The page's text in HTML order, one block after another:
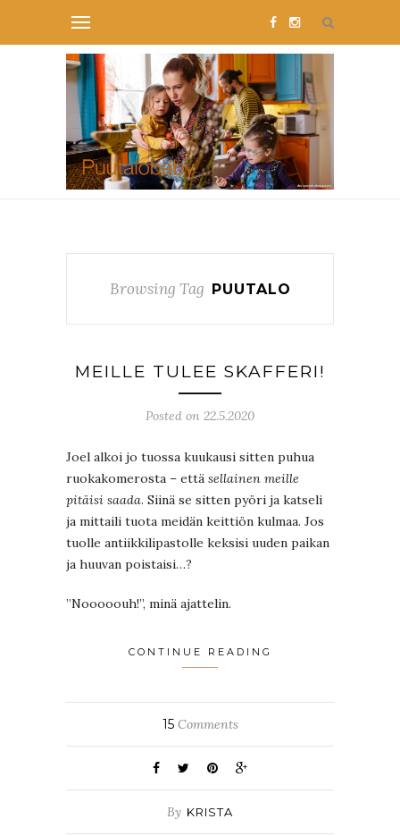
Browsing Tag PUUTALO
MEILLE TULEE SKAFFERI!
Posted on 22.5.2020
Joel alkoi jo tuossa kuukausi sitten puhua
ruokakomerosta – että sellainen meille
pitäisi saada. Siinä se sitten pyöri ja katseli
ja mittaili tuota meidän keittiön kulmaa. Jos
tuolle antiikkilipastolle keksisi uuden paikan
ja huuvan poistaisi…?
”Nooooouh!”, minä ajattelin.
CONTINUE READING
15Comments
By KRISTA